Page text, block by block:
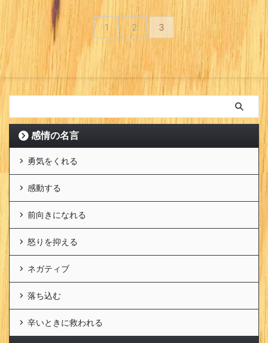
1 2 3
感情の名言
勇気をくれる
感動する
前向きになれる
怒りを抑える
ネガティブ
落ち込む
辛いときに救われる